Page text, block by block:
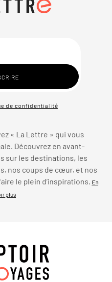
de confidentialité
« La Lettre » qui vous
Découvrez en avant-
sur les destinations, les
nos coups de cœur, et nos
le plein d’inspirations.
En
plus